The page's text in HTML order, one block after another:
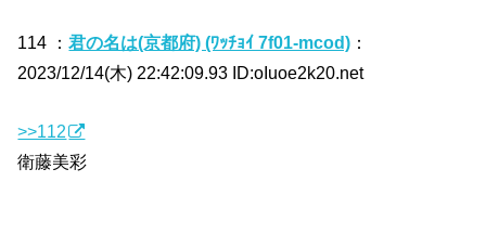
114 ：君の名は(京都府) (ﾜｯﾁｮｲ 7f01-mcod) ：
2023/12/14(木) 22:42:09.93 ID:oIuoe2k20.net
>>112
衛藤美彩